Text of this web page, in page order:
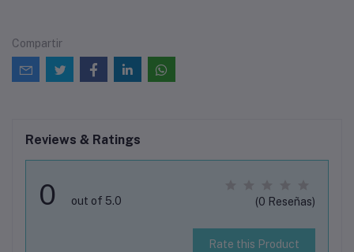
Compartir
Reviews & Ratings
0 out of 5.0 (0 Reseñas)
Rate this Product